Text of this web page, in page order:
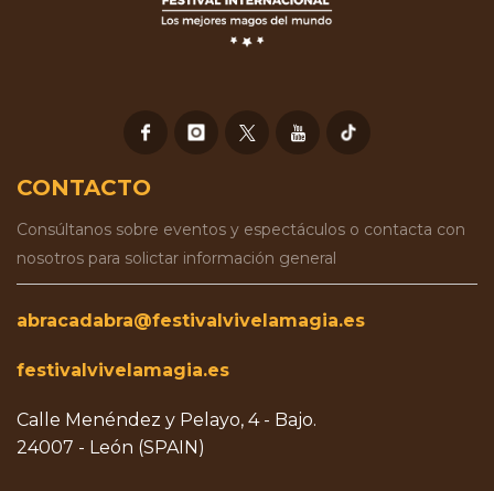
CONTACTO
Consúltanos sobre eventos y espectáculos o contacta con
nosotros para solictar información general
abracadabra@festivalvivelamagia.es
festivalvivelamagia.es
Calle Menéndez y Pelayo, 4 - Bajo.
24007 - León (SPAIN)